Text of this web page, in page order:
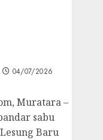
04/07/2026
Muratara –
sabu
Baru